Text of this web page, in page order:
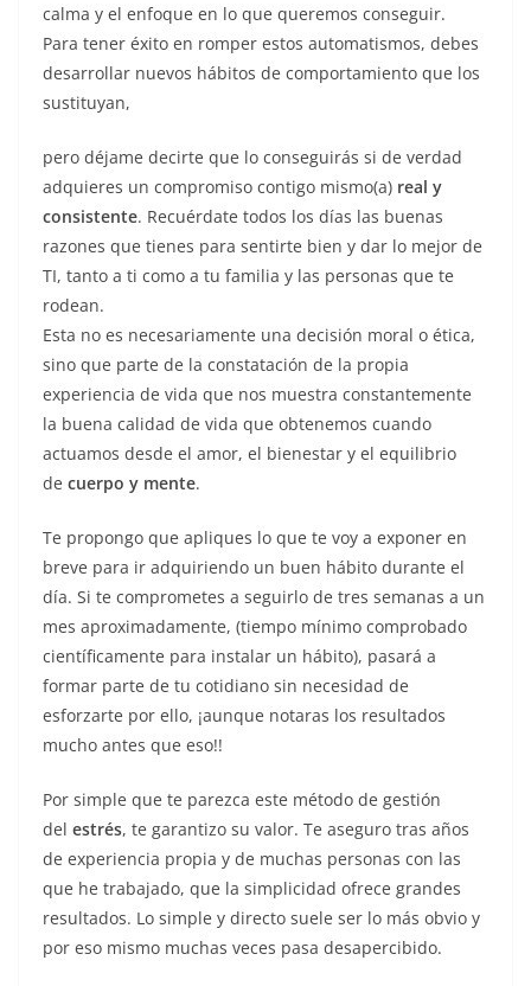
calma y el enfoque en lo que queremos conseguir.
Para tener éxito en romper estos automatismos, debes
desarrollar nuevos hábitos de comportamiento que los
sustituyan,
pero déjame decirte que lo conseguirás si de verdad
adquieres un compromiso contigo mismo(a) real y
consistente. Recuérdate todos los días las buenas
razones que tienes para sentirte bien y dar lo mejor de
TI, tanto a ti como a tu familia y las personas que te
rodean.
Esta no es necesariamente una decisión moral o ética,
sino que parte de la constatación de la propia
experiencia de vida que nos muestra constantemente
la buena calidad de vida que obtenemos cuando
actuamos desde el amor, el bienestar y el equilibrio
de cuerpo y mente.
Te propongo que apliques lo que te voy a exponer en
breve para ir adquiriendo un buen hábito durante el
día. Si te comprometes a seguirlo de tres semanas a un
mes aproximadamente, (tiempo mínimo comprobado
científicamente para instalar un hábito), pasará a
formar parte de tu cotidiano sin necesidad de
esforzarte por ello, ¡aunque notaras los resultados
mucho antes que eso!!
Por simple que te parezca este método de gestión
del estrés, te garantizo su valor. Te aseguro tras años
de experiencia propia y de muchas personas con las
que he trabajado, que la simplicidad ofrece grandes
resultados. Lo simple y directo suele ser lo más obvio y
por eso mismo muchas veces pasa desapercibido.